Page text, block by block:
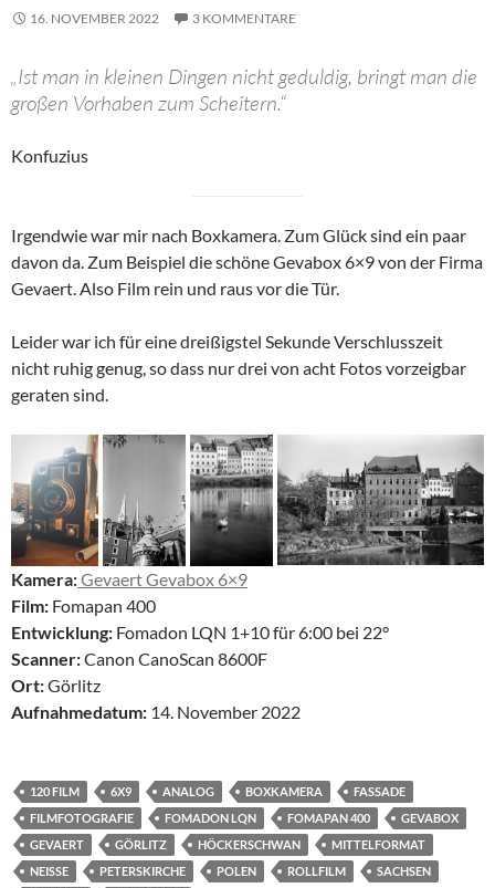
16. NOVEMBER 2022 3 KOMMENTARE
„Ist man in kleinen Dingen nicht geduldig, bringt man die
großen Vorhaben zum Scheitern.“
Konfuzius
Irgendwie war mir nach Boxkamera. Zum Glück sind ein paar
davon da. Zum Beispiel die schöne Gevabox 6×9 von der Firma
Gevaert. Also Film rein und raus vor die Tür.
Leider war ich für eine dreißigstel Sekunde Verschlusszeit
nicht ruhig genug, so dass nur drei von acht Fotos vorzeigbar
geraten sind.
Kamera:Gevaert Gevabox 6×9
Film: Fomapan 400
Entwicklung: Fomadon LQN 1+10 für 6:00 bei 22°
Scanner:Canon CanoScan 8600F
Ort:Görlitz
Aufnahmedatum: 14. November 2022
120 FILM 6X9 ANALOG BOXKAMERA
FASSADE
FILMFOTOGRAFIE
FOMADON LQN FOMAPAN 400
GEVABOX
GEVAERT
GÖRLITZ HÖCKERSCHWAN
MITTELFORMAT
NEISSE
PETERSKIRCHE POLEN ROLLFILM
SACHSEN